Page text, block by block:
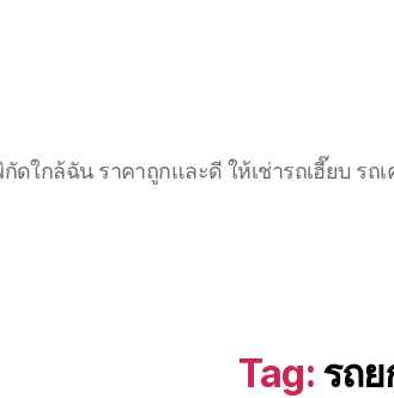
ดใกล้ฉัน ราคาถูกและดี ให้เช่ารถเฮี๊ยบ รถ
Tag: รถ